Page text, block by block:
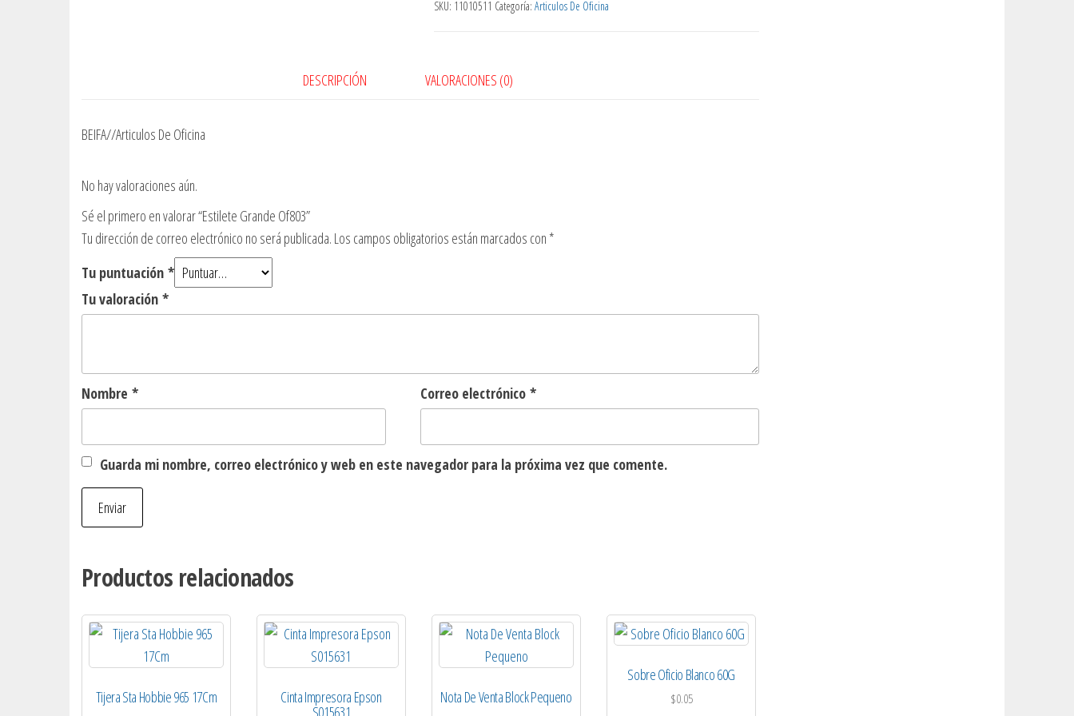
SKU: 11010511 Categoría: Articulos De Oficina
DESCRIPCIÓN VALORACIONES (0)
BEIFA//Articulos De Oficina
No hay valoraciones aún.
Sé el primero en valorar “Estilete Grande Of803”
Tu dirección de correo electrónico no será publicada. Los campos obligatorios están marcados con *
Tu puntuación *
Tu valoración *
Nombre * Correo electrónico *
Guarda mi nombre, correo electrónico y web en este navegador para la próxima vez que comente.
Productos relacionados
Tijera Sta Hobbie 965 17Cm Cinta Impresora Epson
S015631
Nota De Venta Block Pequeno
Sobre Oficio Blanco 60G
$0.05